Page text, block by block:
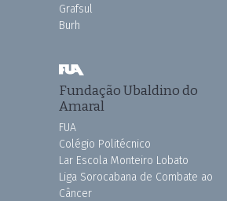
Grafsul
Burh
Fundação Ubaldino do
Amaral
FUA
Colégio Politécnico
Lar Escola Monteiro Lobato
Liga Sorocabana de Combate ao
Câncer